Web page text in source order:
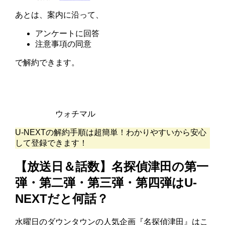
あとは、案内に沿って、
アンケートに回答
注意事項の同意
で解約できます。
ウォチマル
U-NEXTの解約手順は超簡単！わかりやすいから安心
して登録できます！
【放送日＆話数】名探偵津田の第一
弾・第二弾・第三弾・第四弾はU-
NEXTだと何話？
水曜日のダウンタウンの人気企画『名探偵津田』はこ